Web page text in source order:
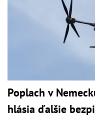
Poplach v
hlásia ďalšie